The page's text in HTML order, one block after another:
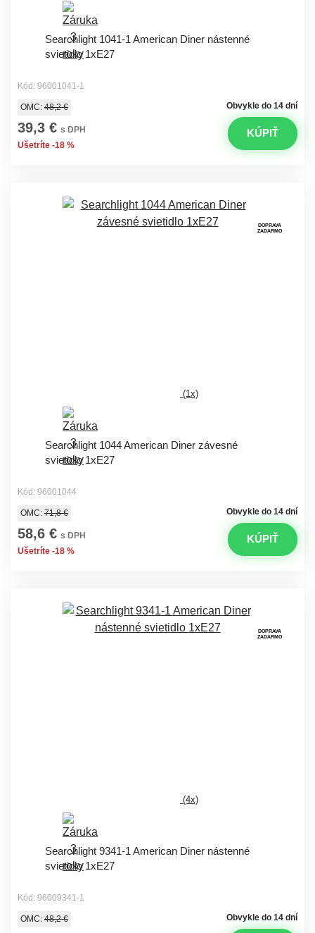
Searchlight 1041-1 American Diner nástenné
svietidlo 1xE27
Kód: 96001041-1
Obvykle do 14 dní
OMC: 48,2 €
39,3 € s DPH
Ušetríte -18 %
KÚPIŤ
DOPRAVA
ZADARMO
(1x)
Searchlight 1044 American Diner závesné
svietidlo 1xE27
Kód: 96001044
Obvykle do 14 dní
OMC: 71,8 €
58,6 € s DPH
Ušetríte -18 %
KÚPIŤ
DOPRAVA
ZADARMO
(4x)
Searchlight 9341-1 American Diner nástenné
svietidlo 1xE27
Kód: 96009341-1
Obvykle do 14 dní
OMC: 48,2 €